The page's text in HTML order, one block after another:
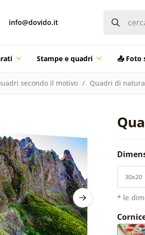
info@dovido.it
Stampe e quadri 📤 Foto
secondo il motivo Quadri di
30x20
* le